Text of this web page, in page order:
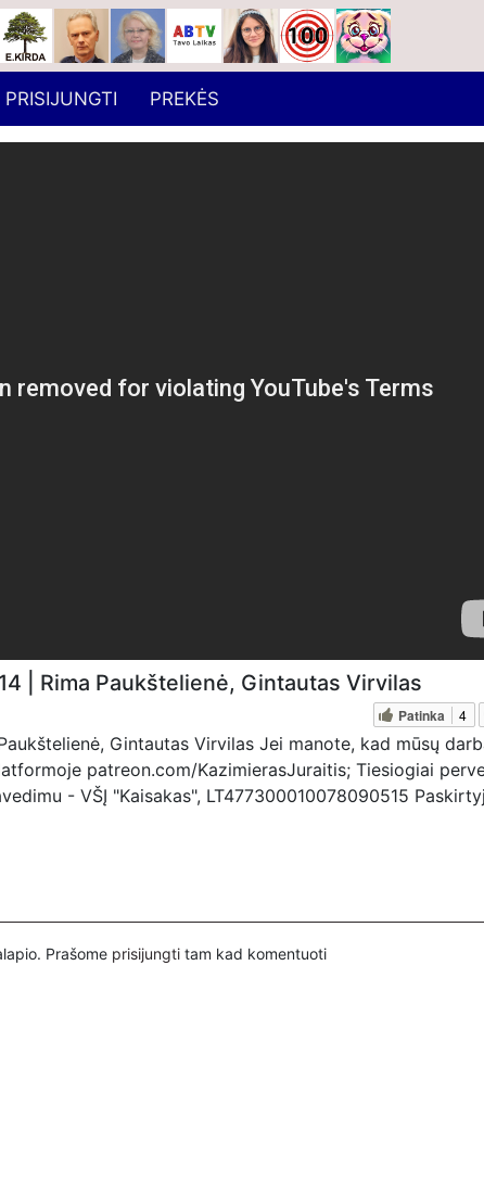
PRISIJUNGTI PREKĖS
| Rima Paukštelienė, Gintautas Virvilas
Patinka 4
Gintautas Virvilas Jei manote, kad mūsų
patreon.com/KazimierasJuraitis; Tiesiogiai
- VŠĮ "Kaisakas", LT477300010078090515
Prašome prisijungti tam kad komentuoti